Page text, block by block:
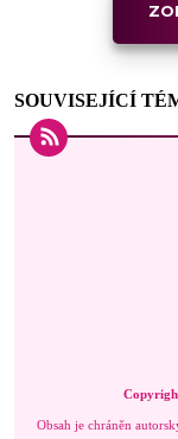
SOUVISEJÍCÍ
Obsah je chráněn